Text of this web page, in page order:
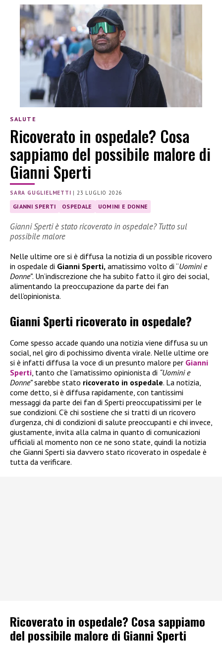
SALUTE
Ricoverato in ospedale? Cosa
sappiamo del possibile malore di
Gianni Sperti
SARA GUGLIELMETTI |23 LUGLIO 2026
GIANNI SPERTI OSPEDALE UOMINI E DONNE
Gianni Sperti è stato ricoverato in ospedale? Tutto sul
possibile malore
Nelle ultime ore si è diffusa la notizia di un possible ricovero
in ospedale di Gianni Sperti, amatissimo volto di “Uomini e
Donne”. Un’indiscrezione che ha subito fatto il giro dei social,
alimentando la preoccupazione da parte dei fan
dell’opinionista.
Gianni Sperti ricoverato in ospedale?
Come spesso accade quando una notizia viene diffusa su un
social, nel giro di pochissimo diventa virale. Nelle ultime ore
si è infatti diffusa la voce di un presunto malore per Gianni
Sperti, tanto che l’amatissimo opinionista di “Uomini e
Donne”sarebbe stato ricoverato in ospedale. La notizia,
come detto, si è diffusa rapidamente, con tantissimi
messaggi da parte dei fan di Sperti preoccupatissimi per le
sue condizioni. C’è chi sostiene che si tratti di un ricovero
d’urgenza, chi di condizioni di salute preoccupanti e chi invece,
giustamente, invita alla calma in quanto di comunicazioni
ufficiali al momento non ce ne sono state, quindi la notizia
che Gianni Sperti sia davvero stato ricoverato in ospedale è
tutta da verificare.
Ricoverato in ospedale? Cosa sappiamo
del possibile malore di Gianni Sperti